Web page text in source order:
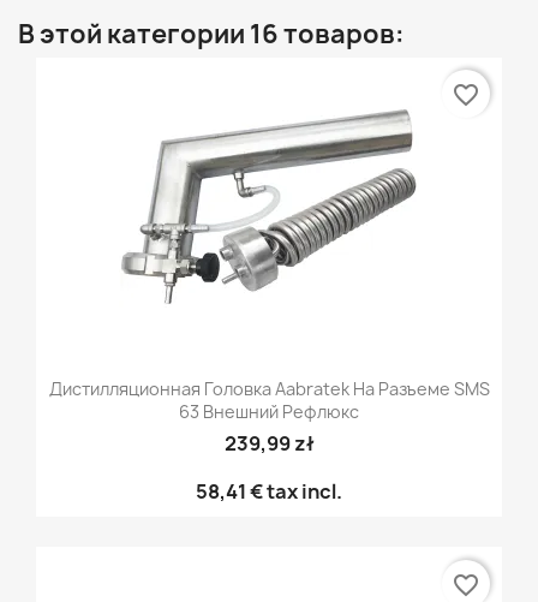
В этой категории 16 товаров:
Дистилляционная Головка Aabratek На Разъеме SMS
63 Внешний Рефлюкс
239,99 zł
58,41 €tax incl.
favorite_border
favorite_border